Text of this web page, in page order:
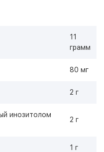
11
грамм
80 мг
2 г
инозитолом
2 г
1 г